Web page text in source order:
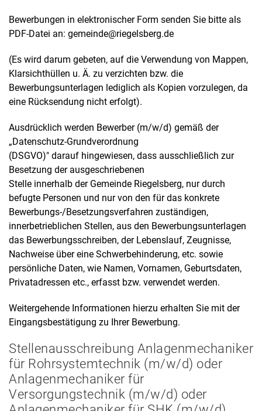
Bewerbungen in elektronischer Form senden Sie bitte als
PDF-Datei an: gemeinde@riegelsberg.de
(Es wird darum gebeten, auf die Verwendung von Mappen,
Klarsichthüllen u. Ä. zu verzichten bzw. die
Bewerbungsunterlagen lediglich als Kopien vorzulegen, da
eine Rücksendung nicht erfolgt).
Ausdrücklich werden Bewerber (m/w/d) gemäß der
„Datenschutz-Grundverordnung
(DSGVO)" darauf hingewiesen, dass ausschließlich zur
Besetzung der ausgeschriebenen
Stelle innerhalb der Gemeinde Riegelsberg, nur durch
befugte Personen und nur von den für das konkrete
Bewerbungs-/Besetzungsverfahren zuständigen,
innerbetrieblichen Stellen, aus den Bewerbungsunterlagen
das Bewerbungsschreiben, der Lebenslauf, Zeugnisse,
Nachweise über eine Schwerbehinderung, etc. sowie
persönliche Daten, wie Namen, Vornamen, Geburtsdaten,
Privatadressen etc., erfasst bzw. verwendet werden.
Weitergehende Informationen hierzu erhalten Sie mit der
Eingangsbestätigung zu Ihrer Bewerbung.
Stellenausschreibung Anlagenmechaniker
für Rohrsystemtechnik (m/w/d) oder
Anlagenmechaniker für
Versorgungstechnik (m/w/d) oder